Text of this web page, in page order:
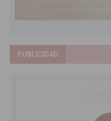
PUBLICIDAD